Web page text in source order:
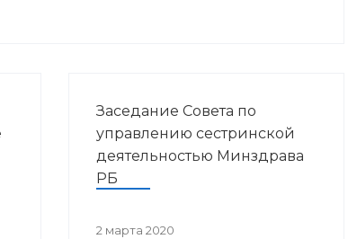
Заседание Совета по
управлению сестринской
деятельностью Минздрава
РБ
2 марта 2020